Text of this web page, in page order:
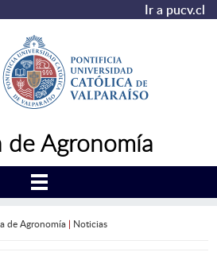
Ir a pucv.cl
de Agronomía
de Agronomía | Noticias